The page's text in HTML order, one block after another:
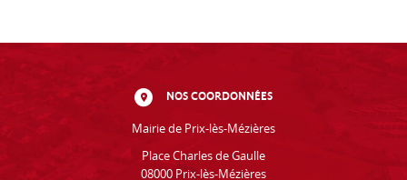
NOS COORDONNÉES
Mairie de Prix-lès-Mézières
Place Charles de Gaulle
08000 Prix-lès-Mézières